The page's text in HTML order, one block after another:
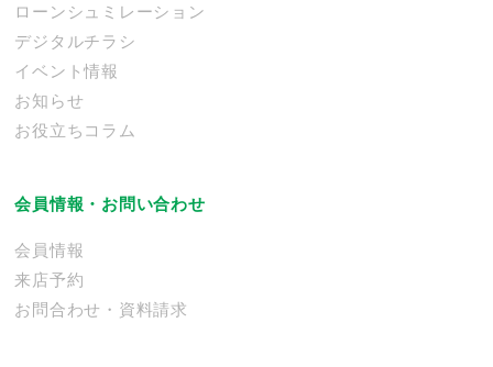
ローンシュミレーション
デジタルチラシ
イベント情報
お知らせ
お役立ちコラム
会員情報・お問い合わせ
会員情報
来店予約
お問合わせ・資料請求